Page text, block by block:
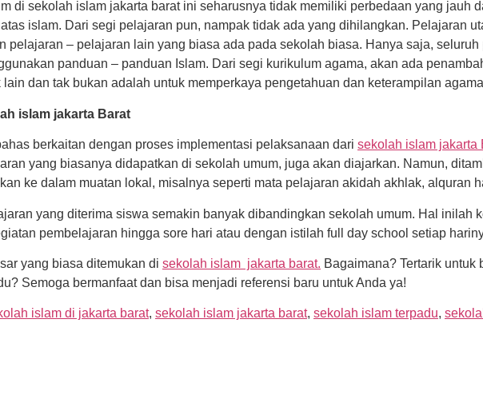
di sekolah islam jakarta barat ini seharusnya tidak memiliki perbedaan yang jauh
islam. Dari segi pelajaran pun, nampak tidak ada yang dihilangkan. Pelajaran
pelajaran – pelajaran lain yang biasa ada pada sekolah biasa. Hanya saja,
panduan – panduan Islam. Dari segi kurikulum agama, akan ada
dan tak bukan adalah untuk memperkaya pengetahuan dan keterampilan
islam jakarta Barat
berkaitan dengan proses implementasi pelaksanaan dari sekolah islam jakarta
yang biasanya didapatkan di sekolah umum, juga akan diajarkan. Namun,
ke dalam muatan lokal, misalnya seperti mata pelajaran akidah akhlak, alquran
yang diterima siswa semakin banyak dibandingkan sekolah umum. Hal inilah
pembelajaran hingga sore hari atau dengan istilah full day school setiap
yang biasa ditemukan di sekolah islam jakarta barat. Bagaimana? Tertarik
Semoga bermanfaat dan bisa menjadi referensi baru untuk Anda ya!
islam di jakarta barat, sekolah islam jakarta barat, sekolah islam terpadu,